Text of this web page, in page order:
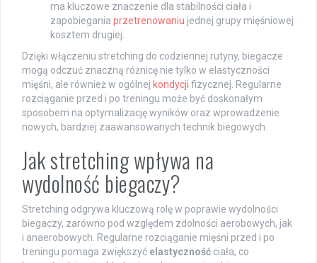
ma kluczowe znaczenie dla stabilności ciała i
zapobiegania przetrenowaniu jednej grupy mięśniowej
kosztem drugiej.
Dzięki włączeniu stretching do codziennej rutyny, biegacze
mogą odczuć znaczną różnicę nie tylko w elastyczności
mięśni, ale również w ogólnej kondycji fizycznej. Regularne
rozciąganie przed i po treningu może być doskonałym
sposobem na optymalizację wyników oraz wprowadzenie
nowych, bardziej zaawansowanych technik biegowych.
Jak stretching wpływa na
wydolność biegaczy?
Stretching odgrywa kluczową rolę w poprawie wydolności
biegaczy, zarówno pod względem zdolności aerobowych, jak
i anaerobowych. Regularne rozciąganie mięśni przed i po
treningu pomaga zwiększyć elastyczność ciała, co